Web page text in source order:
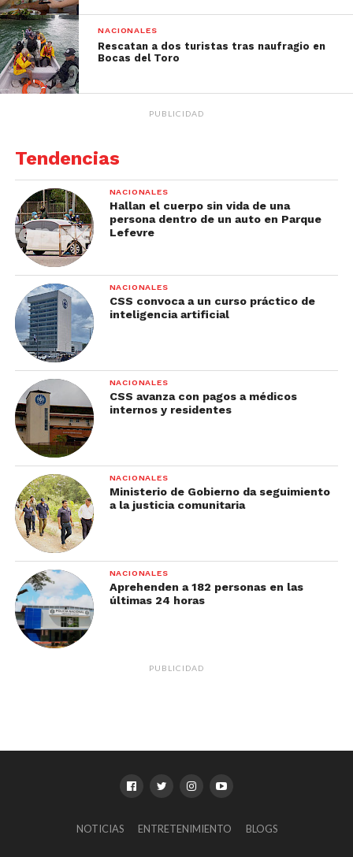
NACIONALES
Rescatan a dos turistas tras naufragio en
Bocas del Toro
PUBLICIDAD
Tendencias
NACIONALES
Hallan el cuerpo sin vida de una
persona dentro de un auto en Parque
Lefevre
NACIONALES
CSS convoca a un curso práctico de
inteligencia artificial
NACIONALES
CSS avanza con pagos a médicos
internos y residentes
NACIONALES
Ministerio de Gobierno da seguimiento
a la justicia comunitaria
NACIONALES
Aprehenden a 182 personas en las
últimas 24 horas
PUBLICIDAD
NOTICIAS ENTRETENIMIENTO BLOGS